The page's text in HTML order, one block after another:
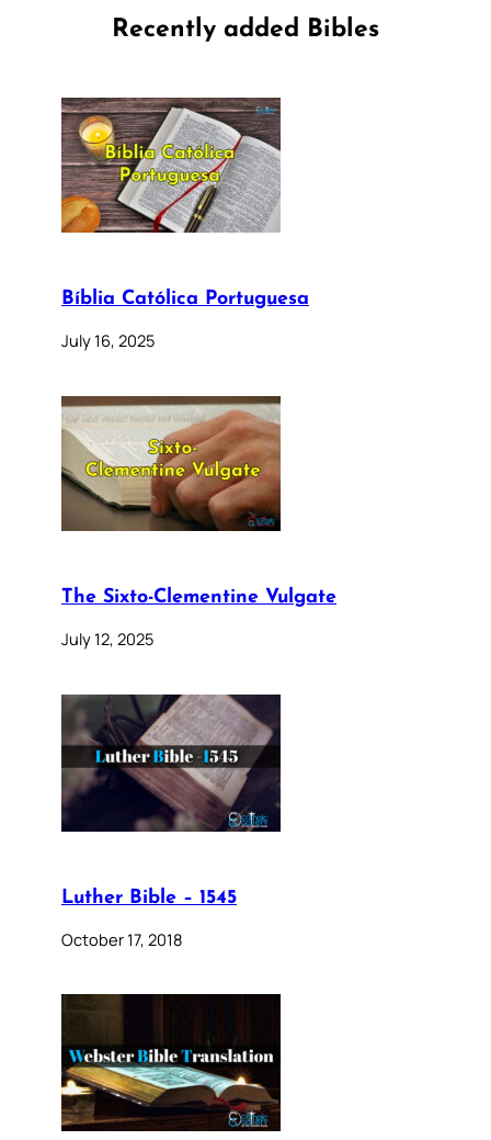
Recently added Bibles
Bíblia Católica Portuguesa
July 16, 2025
The Sixto-Clementine Vulgate
July 12, 2025
Luther Bible – 1545
October 17, 2018